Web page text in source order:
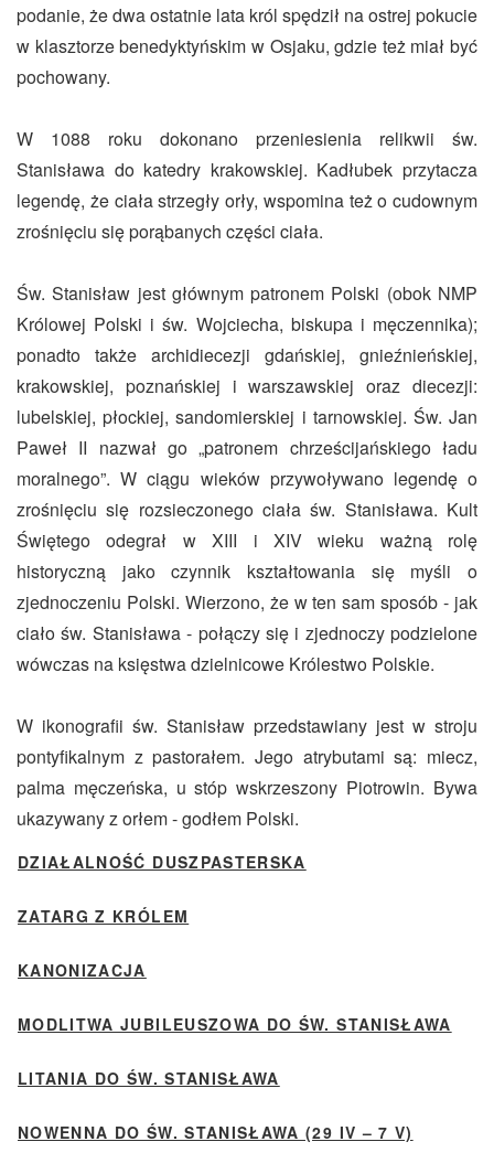
podanie, że dwa ostatnie lata król spędził na ostrej pokucie
w klasztorze benedyktyńskim w Osjaku, gdzie też miał być
pochowany.
W 1088 roku dokonano przeniesienia relikwii św.
Stanisława do katedry krakowskiej. Kadłubek przytacza
legendę, że ciała strzegły orły, wspomina też o cudownym
zrośnięciu się porąbanych części ciała.
Św. Stanisław jest głównym patronem Polski (obok NMP
Królowej Polski i św. Wojciecha, biskupa i męczennika);
ponadto także archidiecezji gdańskiej, gnieźnieńskiej,
krakowskiej, poznańskiej i warszawskiej oraz diecezji:
lubelskiej, płockiej, sandomierskiej i tarnowskiej. Św. Jan
Paweł II nazwał go „patronem chrześcijańskiego ładu
moralnego”. W ciągu wieków przywoływano legendę o
zrośnięciu się rozsieczonego ciała św. Stanisława. Kult
Świętego odegrał w XIII i XIV wieku ważną rolę
historyczną jako czynnik kształtowania się myśli o
zjednoczeniu Polski. Wierzono, że w ten sam sposób - jak
ciało św. Stanisława - połączy się i zjednoczy podzielone
wówczas na księstwa dzielnicowe Królestwo Polskie.
W ikonografii św. Stanisław przedstawiany jest w stroju
pontyfikalnym z pastorałem. Jego atrybutami są: miecz,
palma męczeńska, u stóp wskrzeszony Piotrowin. Bywa
ukazywany z orłem - godłem Polski.
DZIAŁALNOŚĆ DUSZPASTERSKA
ZATARG Z KRÓLEM
KANONIZACJA
MODLITWA JUBILEUSZOWA DO ŚW. STANISŁAWA
LITANIA DO ŚW. STANISŁAWA
NOWENNA DO ŚW. STANISŁAWA (29 IV – 7 V)